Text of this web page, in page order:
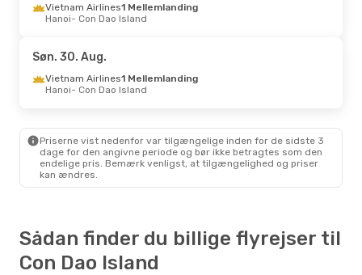
Vietnam Airlines
Ho Chi Minh City
Vietnam AirlinesDirekte
Con Dao Island
Lør. 29. Aug.- Ons. 2. Sep.
Vietnam AirlinesDirekte
Ho Chi Minh City
- Con Dao Island
Vietnam Airlines Direkte
Con Dao Island
Vietnam Airlines1 Mellemlanding
Hanoi- Con Dao Island
Søn. 30. Aug.
Vietnam Airlines1 Mellemlanding
Hanoi- Con Dao Island
Priserne vist nedenfor var tilgængelige inden for de sidste 3
dage for den angivne periode og bør ikke betragtes som den
endelige pris. Bemærk venligst, at tilgængelighed og priser
kan ændres.
Sådan finder du billige flyrejser til
Con Dao Island